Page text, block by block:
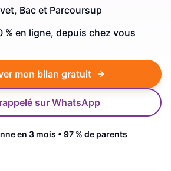
Bac et Parcoursup
% en ligne, depuis chez vous
mon bilan gratuit
sur WhatsApp
en 3 mois • 97 % de parents